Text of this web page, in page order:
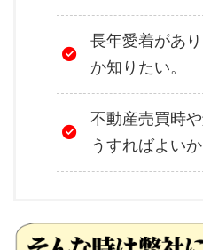
長年愛着があ
か知りたい。
不動産売買時
うすればよいか